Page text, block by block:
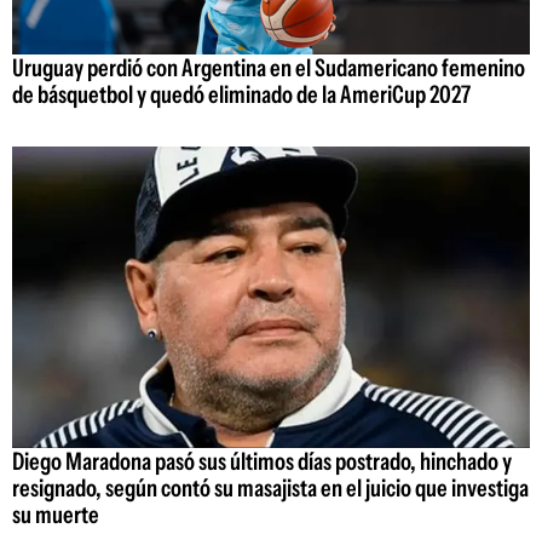
Uruguay perdió con Argentina en el Sudamericano femenino
de básquetbol y quedó eliminado de la AmeriCup 2027
Diego Maradona pasó sus últimos días postrado, hinchado y
resignado, según contó su masajista en el juicio que investiga
su muerte